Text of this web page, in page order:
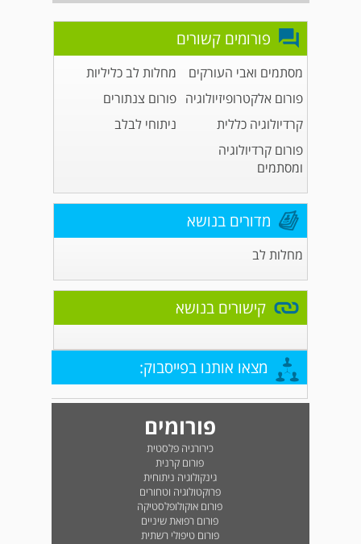
פורומים קשורים
מסתמים ואבי העורקים
מחלות לב כליליות
פורום אלקטרופיזיולוגיה פורום צנתורים
קרדיולוגיה כללית
ניתוחי לבלב
פורום קרדיולוגיה
ומסתמים
מדורים בנושא
מחלות לב
קישורים בנושא
מצאו אותנו בפייסבוק:
פורומים
כירורגיה פלסטית
פורום קרנית
גינקולוגיה ניתוחית
פרוקטולוגיה וטחורים
פורום אוקולופלסטיקה
פורום רפואת שיניים
פורום טיפולי רשתית